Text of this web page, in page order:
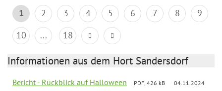
1 2 3 4 5 6 7 8
9
10
... 18
Informationen aus dem Hort Sandersdorf
Bericht - Rückblick auf Halloween PDF, 426 kB 04.11.2024